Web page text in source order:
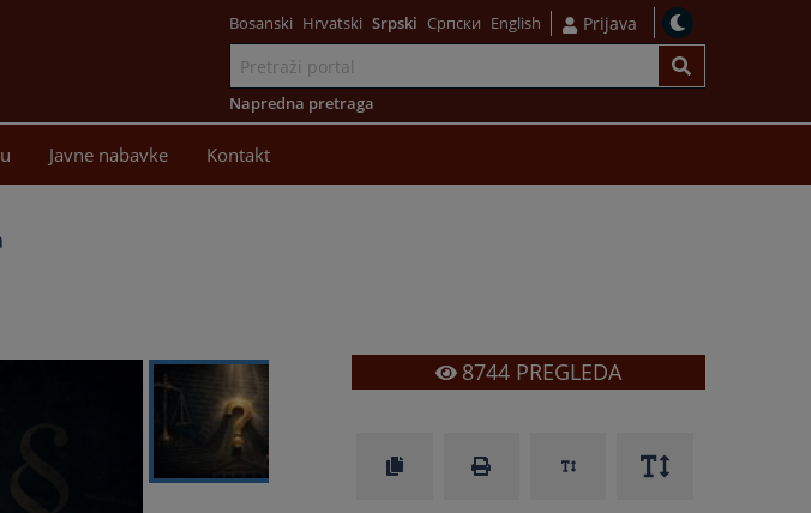
Bosanski Hrvatski Srpski Српски English Prijava
Napredna pretraga
Javne nabavke Kontakt
8744PREGLEDA